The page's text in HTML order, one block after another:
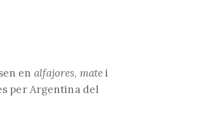
en alfajores, matei
per Argentina del